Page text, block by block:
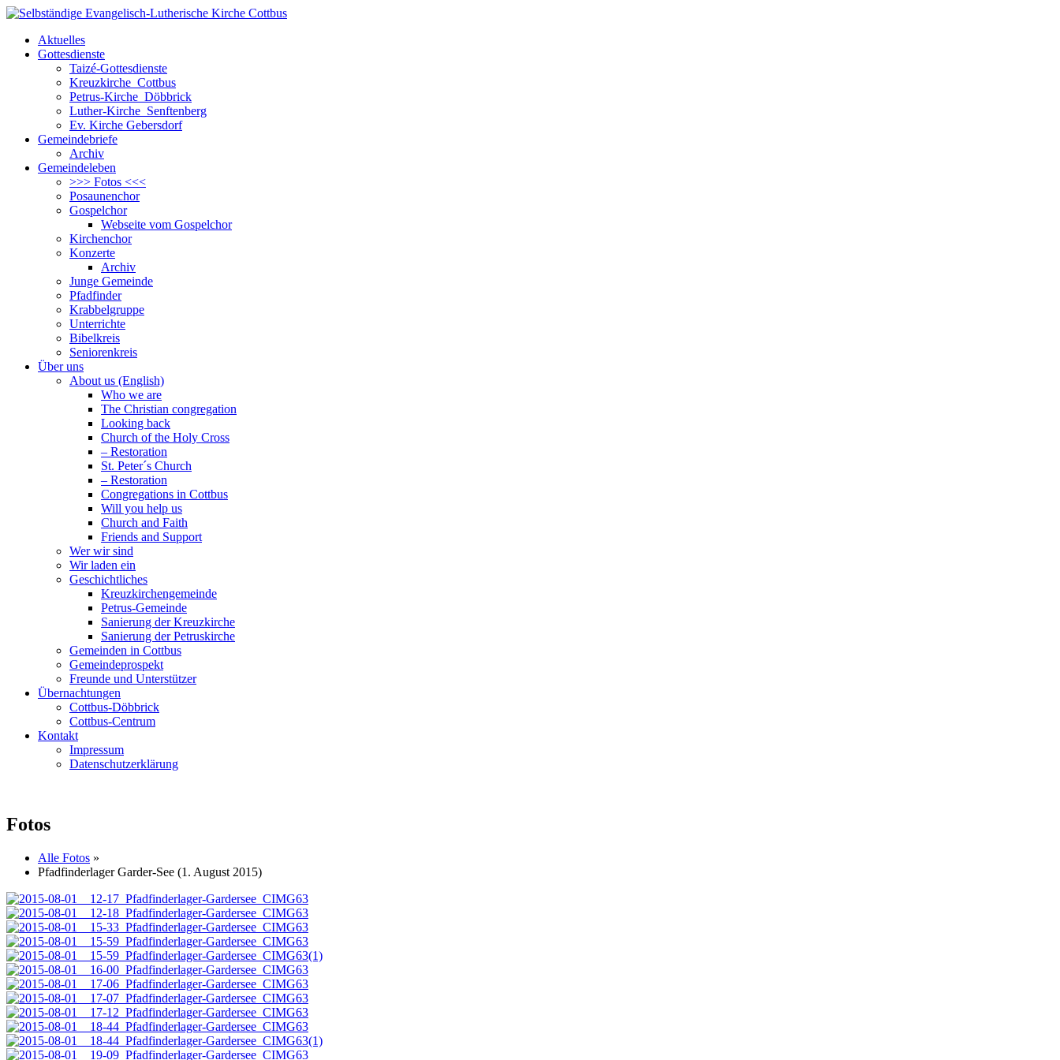
Aktuelles
Gottesdienste
Taizé-Gottesdienste
Kreuzkirche Cottbus
Petrus-Kirche Döbbrick
Luther-Kirche Senftenberg
Ev. Kirche Gebersdorf
Gemeindebriefe
Archiv
Gemeindeleben
>>> Fotos <<<
Posaunenchor
Gospelchor
Webseite vom Gospelchor
Kirchenchor
Konzerte
Archiv
Junge Gemeinde
Pfadfinder
Krabbelgruppe
Unterrichte
Bibelkreis
Seniorenkreis
Über uns
About us (English)
Who we are
The Christian congregation
Looking back
Church of the Holy Cross
– Restoration
St. Peter´s Church
– Restoration
Congregations in Cottbus
Will you help us
Church and Faith
Friends and Support
Wer wir sind
Wir laden ein
Geschichtliches
Kreuzkirchengemeinde
Petrus-Gemeinde
Sanierung der Kreuzkirche
Sanierung der Petruskirche
Gemeinden in Cottbus
Gemeindeprospekt
Freunde und Unterstützer
Übernachtungen
Cottbus-Döbbrick
Cottbus-Centrum
Kontakt
Impressum
Datenschutzerklärung
Fotos
Alle Fotos »
Pfadfinderlager Garder-See (1. August 2015)